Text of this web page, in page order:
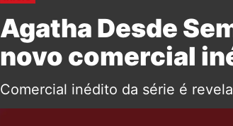
Agatha Desde
novo comercial
Comercial inédito da série é